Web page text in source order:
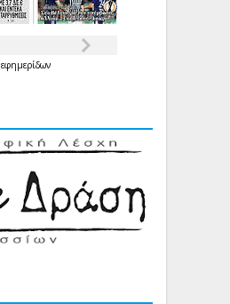
εφημερίδων